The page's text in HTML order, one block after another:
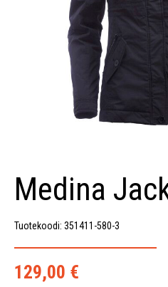
Medina
Tuotekoodi: 351411-580-3
129,00 €